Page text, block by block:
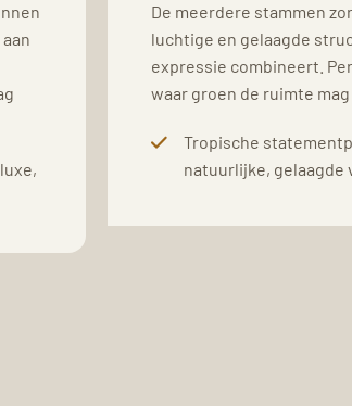
De meerdere stammen
luchtige en gelaagde
expressie combineert.
waar groen de ruimte
Tropische
natuurlijke, gelaagde